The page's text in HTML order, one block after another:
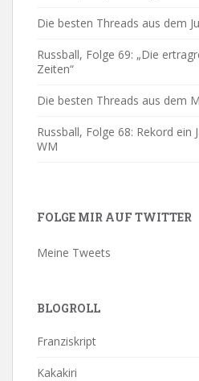
Die besten Threads aus dem
Russball, Folge 69: „Die
Zeiten“
Die besten Threads aus dem
Russball, Folge 68: Rekord ein
WM
FOLGE MIR AUF TWITTER
Meine Tweets
BLOGROLL
Franziskript
Kakakiri